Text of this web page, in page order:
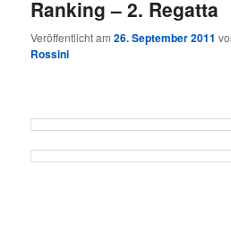
Ranking – 2. Regatta
Veröffentlicht am26. September 2011
Rossini